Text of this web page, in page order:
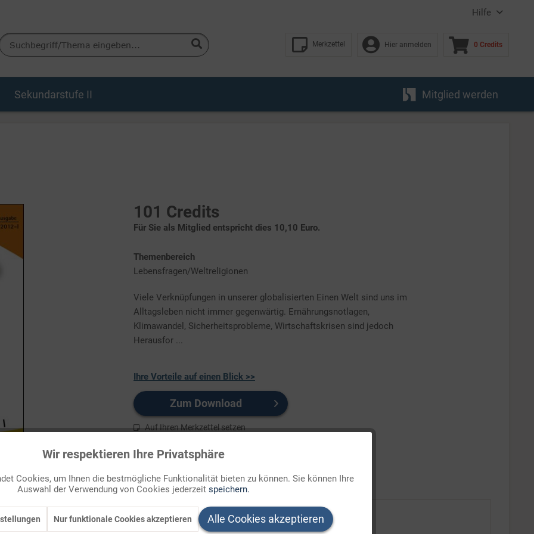
Hilfe
Merkzettel Hier anmelden 0 Credits
Sekundarstufe II Mitglied werden
101 Credits
Für Sie als Mitglied entspricht dies 10,10 Euro.
Themenbereich
Lebensfragen/Weltreligionen
Viele Verknüpfungen in unserer globalisierten Einen Welt sind uns im
Alltagsleben nicht immer gegenwärtig. Ernährungsnotlagen,
Klimawandel, Sicherheitsprobleme, Wirtschaftskrisen sind jedoch
Herausfor ...
Ihre Vorteile auf einen Blick >>
Zum Download
Auf Ihren Merkzettel setzen
I" Inaktiv
Wir respektieren Ihre Privatsphäre
Cookies, um Ihnen die bestmögliche Funktionalität bieten zu können. Sie können Ihre
Auswahl der Verwendung von Cookies jederzeit speichern.
Nur funktionale Cookies akzeptieren Alle Cookies akzeptieren